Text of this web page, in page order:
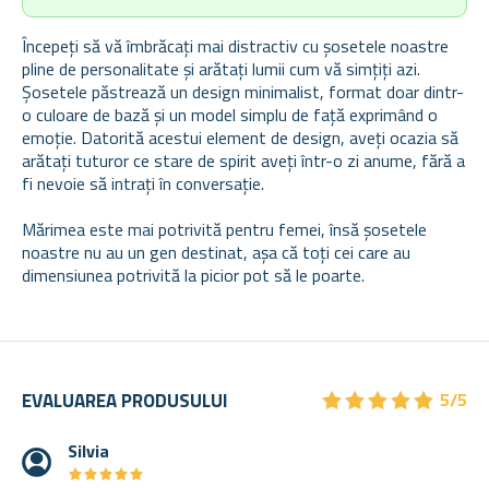
Începeți să vă îmbrăcați mai distractiv cu șosetele noastre
pline de personalitate și arătați lumii cum vă simțiți azi.
Șosetele păstrează un design minimalist, format doar dintr-
o culoare de bază și un model simplu de față exprimând o
emoție. Datorită acestui element de design, aveți ocazia să
arătați tuturor ce stare de spirit aveți într-o zi anume, fără a
fi nevoie să intrați în conversație.
Mărimea este mai potrivită pentru femei, însă șosetele
noastre nu au un gen destinat, așa că toți cei care au
dimensiunea potrivită la picior pot să le poarte.
EVALUAREA PRODUSULUI ★★★★★
★★★★★ 5/5
Silvia
★★★★★
★★★★★